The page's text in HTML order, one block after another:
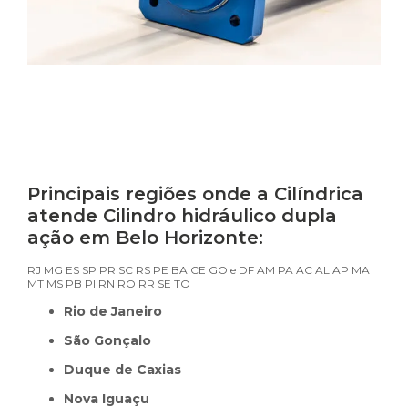
Principais regiões onde a Cilíndrica
atende Cilindro hidráulico dupla
ação em Belo Horizonte:
RJ MG ES SP PR SC RS PE BA CE GO e DF AM PA AC AL AP MA
MT MS PB PI RN RO RR SE TO
Rio de Janeiro
São Gonçalo
Duque de Caxias
Nova Iguaçu